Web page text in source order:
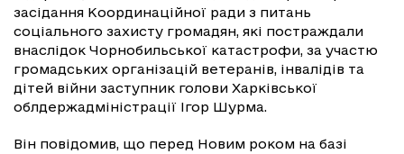
засідання Координаційної ради з питань
соціального захисту громадян, які постраждали
внаслідок Чорнобильської катастрофи, за участю
громадських організацій ветеранів, інвалідів та
дітей війни заступник голови Харківської
облдержадміністрації Ігор Шурма.
Він повідомив, що перед Новим роком на базі